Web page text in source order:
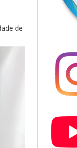
de